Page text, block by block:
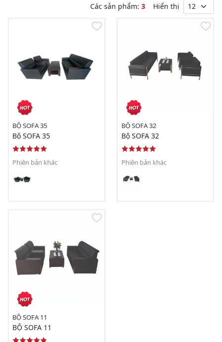
Các sản phẩm: 3 Hiển thị
BỘ SOFA 35
Bộ SOFA 35
Phiên bản khác
BỘ SOFA 32
Bộ SOFA 32
Phiên bản khác
BỘ SOFA 11
BỘ SOFA 11